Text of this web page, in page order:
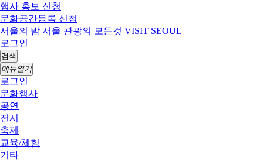
행사 홍보 신청
문화공간등록 신청
서울의 밤 서울 관광의 모든것 VISIT SEOUL
로그인
검색
메뉴열기
로그인
문화행사
공연
전시
축제
교육/체험
기타